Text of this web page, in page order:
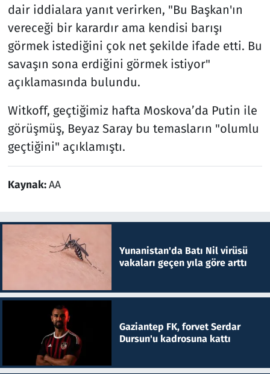
dair iddialara yanıt verirken, "Bu Başkan'ın
vereceği bir karardır ama kendisi barışı
görmek istediğini çok net şekilde ifade etti. Bu
savaşın sona erdiğini görmek istiyor"
açıklamasında bulundu.
Witkoff, geçtiğimiz hafta Moskova’da Putin ile
görüşmüş, Beyaz Saray bu temasların "olumlu
geçtiğini" açıklamıştı.
Kaynak:AA
Yunanistan'da Batı Nil virüsü
vakaları geçen yıla göre arttı
Gaziantep FK, forvet Serdar
Dursun'u kadrosuna kattı